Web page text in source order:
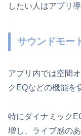
したい人はアプリ
サウンドモー
アプリ内では空間
クEQなどの機能を
特にダイナミック
増し、ライブ感の